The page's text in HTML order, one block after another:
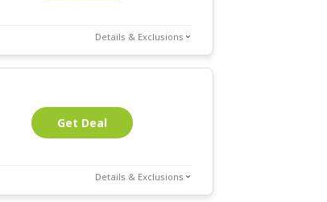
Details & Exclusions
Get Deal
Details & Exclusions